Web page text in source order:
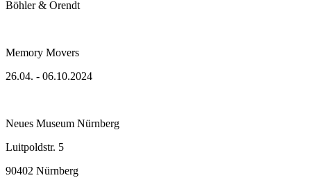
Böhler & Orendt
Memory Movers
26.04. - 06.10.2024
Neues Museum Nürnberg
Luitpoldstr. 5
90402 Nürnberg